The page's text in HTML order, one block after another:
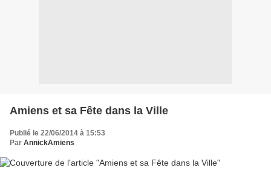
Amiens et sa Fête dans la Ville
Publié le 22/06/2014 à 15:53
Par AnnickAmiens